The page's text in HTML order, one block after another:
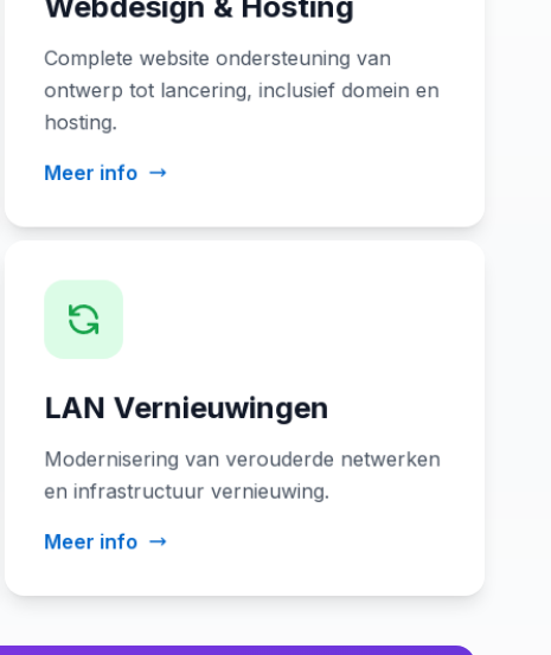
Complete website ondersteuning van
ontwerp tot lancering, inclusief domein en
hosting.
Meer info
LAN Vernieuwingen
Modernisering van verouderde netwerken
en infrastructuur vernieuwing.
Meer info